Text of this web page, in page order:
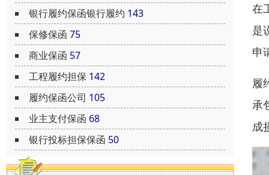
银行履约保函银行履约 143
保修保函 75
商业保函 57
工程履约担保 142
履约保函公司 105
业主支付保函 68
银行投标担保保函 50
在
是
申
履
承
成